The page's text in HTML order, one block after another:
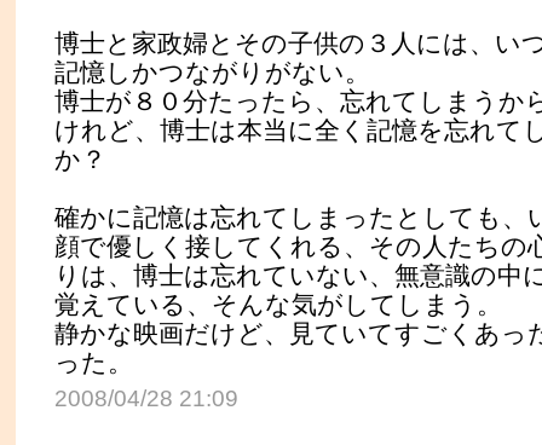
博士と家政婦とその子供の３人には、い
記憶しかつながりがない。
博士が８０分たったら、忘れてしまうか
けれど、博士は本当に全く記憶を忘れて
か？
確かに記憶は忘れてしまったとしても、
顔で優しく接してくれる、その人たちの
りは、博士は忘れていない、無意識の中
覚えている、そんな気がしてしまう。
静かな映画だけど、見ていてすごくあっ
った。
2008/04/28 21:09